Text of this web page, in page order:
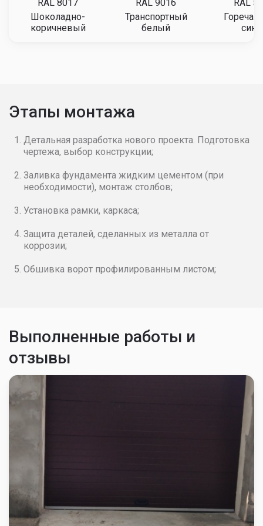
RAL 8017
Шоколадно-
коричневый
RAL 9016
Транспортный
белый
RAL
Этапы монтажа
Детальная разработка нового проекта. Подготовка
чертежа, выбор конструкции;
Заливка фундамента жидким цементом (при
необходимости), монтаж столбов;
Установка рамки, каркаса;
Защита деталей, сделанных из металла от
коррозии;
Обшивка ворот профилированным листом;
Выполненные работы и
отзывы